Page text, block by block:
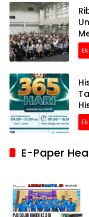
E-Paper